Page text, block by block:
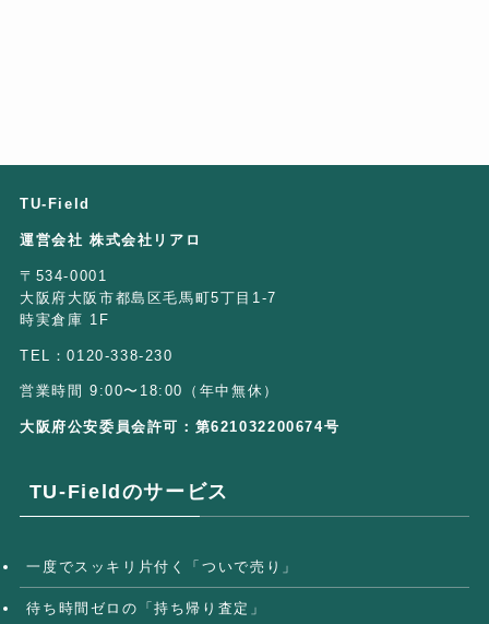
TU-Field
運営会社 株式会社リアロ
〒534-0001
大阪府大阪市都島区毛馬町5丁目1-7
時実倉庫 1F
TEL：0120-338-230
営業時間 9:00〜18:00（年中無休）
大阪府公安委員会許可：第621032200674号
TU-Fieldのサービス
一度でスッキリ片付く「ついで売り」
待ち時間ゼロの「持ち帰り査定」